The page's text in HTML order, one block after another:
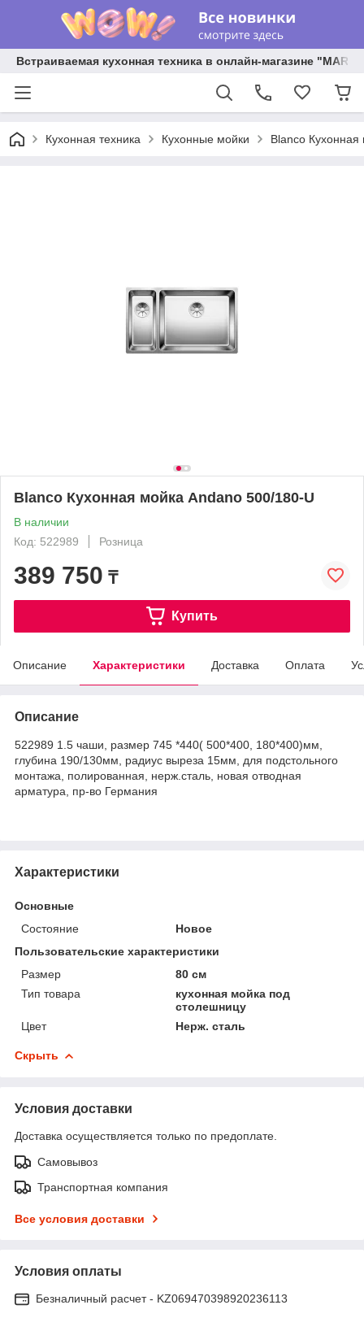
Встраиваемая кухонная техника в онлайн-магазине "MARY
Кухонная техника Кухонные мойки Blanco
Blanco Кухонная мойка Andano 500/180-U
В наличии
Код: 522989
Розница
389 750 ₸
Купить
Описание Характеристики Доставка Оплата
Описание
522989 1.5 чаши, размер 745 *440( 500*400, 180*400)мм,
глубина 190/130мм, радиус выреза 15мм, для подстольного
монтажа, полированная, нерж.сталь, новая отводная
арматура, пр-во Германия
Характеристики
Основные
Состояние
Новое
Пользовательские характеристики
Размер
80 см
Тип товара
кухонная мойка под
столешницу
Цвет
Нерж. сталь
Скрыть
Условия доставки
Доставка осуществляется только по предоплате.
Самовывоз
Транспортная компания
Все условия доставки
Условия оплаты
Безналичный расчет - KZ069470398920236113